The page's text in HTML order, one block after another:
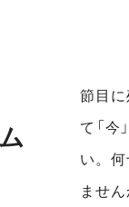
節目
て「
い。
ませ